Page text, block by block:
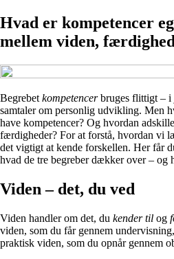
Hvad er kompetencer
mellem viden,
Begrebet kompetencerbruges flittigt – i
samtaler om personlig udvikling. Men
have kompetencer? Og hvordan
færdigheder? For at forstå, hvordan vi
det vigtigt at kende forskellen. Her får
hvad de tre begreber dækker over –
Viden – det, du ved
Viden handler om det, du kender til og
viden, som du får gennem
praktisk viden, som du opnår gennem